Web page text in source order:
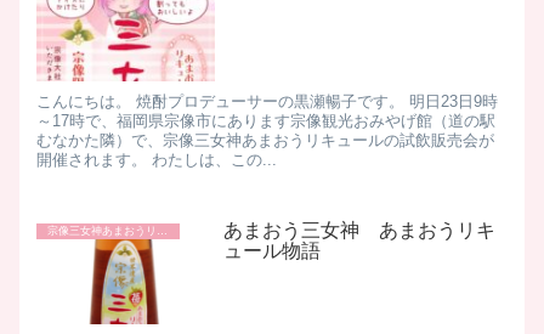
こんにちは。 焼酎プロデューサーの黒瀬暢子です。 明日23日9時
～17時で、福岡県宗像市にあります宗像観光おみやげ館（道の駅
むなかた隣）で、宗像三女神あまおうリキュールの試飲販売会が
開催されます。 わたしは、この...
宗像三女神あまおうリキュール
あまおう三女神 あまおうリキ
ュール物語